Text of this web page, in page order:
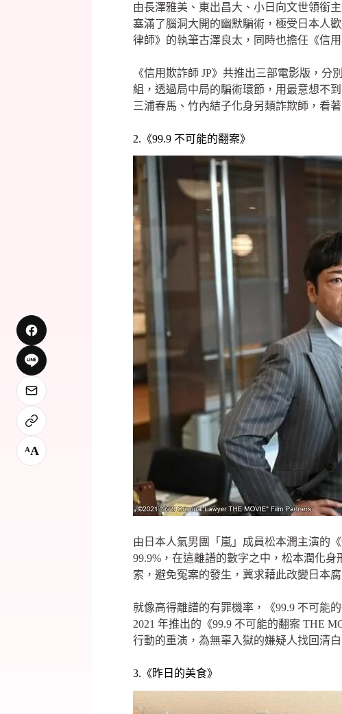
由長澤雅美、東出昌大、小日向文世領銜
塞滿了腦洞大開的幽默騙術，極受日本人
律師》的執筆古澤良太，同時也擔任《信
《信用欺詐師 JP》共推出三部電影版，分
組，透過局中局的騙術環節，用最意想不
三浦春馬、竹內結子化身另類詐欺師，看
2.《99.9 不可能的翻案》
由日本人氣男團「嵐」成員松本潤主演的
99.9%，在這離譜的數字之中，松本潤化
索，避免冤案的發生，冀求藉此改變日本
就像高得離譜的有罪機率，《99.9 不可能
2021 年推出的《99.9 不可能的翻案 THE
行動的重演，為無辜入獄的嫌疑人找回清
3.《昨日的美食》
AA